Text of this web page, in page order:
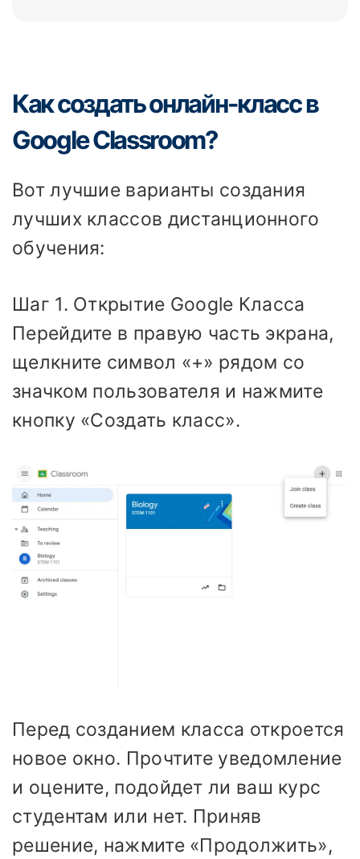
Как создать онлайн-класс в
Google Classroom?
Вот лучшие варианты создания
лучших классов дистанционного
обучения:
Шаг 1. Открытие Google Класса
Перейдите в правую часть экрана,
щелкните символ «+» рядом со
значком пользователя и нажмите
кнопку «Создать класс».
Перед созданием класса откроется
новое окно. Прочтите уведомление
и оцените, подойдет ли ваш курс
студентам или нет. Приняв
решение, нажмите «Продолжить»,